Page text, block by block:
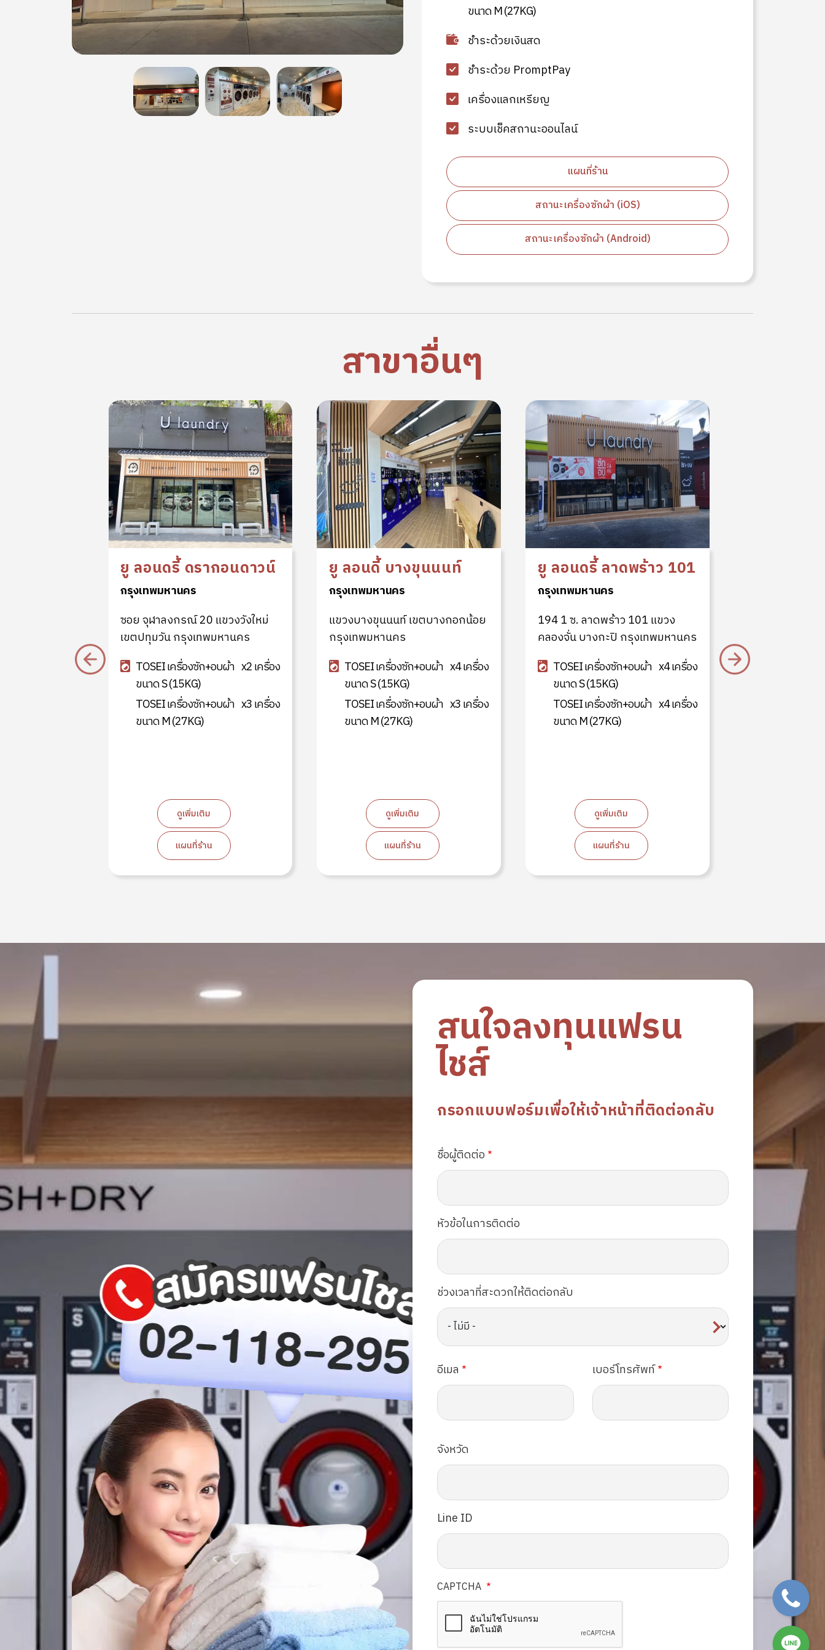
ขนาด M (27KG)
ชำระด้วยเงินสด
ชำระด้วย PromptPay
เครื่องแลกเหรียญ
ระบบเช็คสถานะออนไลน์
แผนที่ร้าน
สถานะเครื่องซักผ้า (iOS)
สถานะเครื่องซักผ้า (Android)
สาขาอื่นๆ
ยู ลอนดรี้ ดรากอนดาวน์
กรุงเทพมหานคร
ซอย จุฬาลงกรณ์ 20 แขวงวังใหม่
เขตปทุมวัน กรุงเทพมหานคร
TOSEI เครื่องซัก+อบผ้า
ขนาด S (15KG)
x2 เครื่อง
TOSEI เครื่องซัก+อบผ้า
ขนาด M (27KG)
x3 เครื่อง
ดูเพิ่มเติม
แผนที่ร้าน
ยู ลอนดี้ บางขุนนนท์
กรุงเทพมหานคร
แขวงบางขุนนนท์ เขตบางกอกน้อย
กรุงเทพมหานคร
TOSEI เครื่องซัก+อบผ้า
ขนาด S (15KG)
x4 เครื่อง
TOSEI เครื่องซัก+อบผ้า
ขนาด M (27KG)
x3 เครื่อง
ดูเพิ่มเติม
แผนที่ร้าน
ยู ลอนดรี้ ลาดพร้าว 101
กรุงเทพมหานคร
194 1 ซ. ลาดพร้าว 101 แขวง
คลองจั่น บางกะปิ กรุงเทพมหานคร
TOSEI เครื่องซัก+อบผ้า
ขนาด S (15KG)
x4 เครื่อง
TOSEI เครื่องซัก+อบผ้า
ขนาด M (27KG)
x4 เครื่อง
ดูเพิ่มเติม
แผนที่ร้าน
1762 6 ถ. อ่อน
เขตสวนหลวง ก
สนใจลงทุนแฟรน
ไชส์
กรอกแบบฟอร์มเพื่อให้เจ้าหน้าที่ติดต่อกลับ
ชื่อผู้ติดต่อ
หัวข้อในการติดต่อ
ช่วงเวลาที่สะดวกให้ติดต่อกลับ
อีเมล เบอร์โทรศัพท์
จังหวัด
Line ID
CAPTCHA SVG
SVG